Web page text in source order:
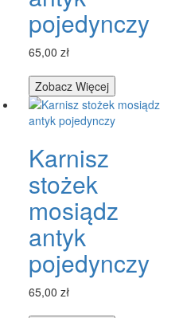
pojedynczy
65,00 zł
Zobacz Więcej
Karnisz
stożek
mosiądz
antyk
pojedynczy
65,00 zł